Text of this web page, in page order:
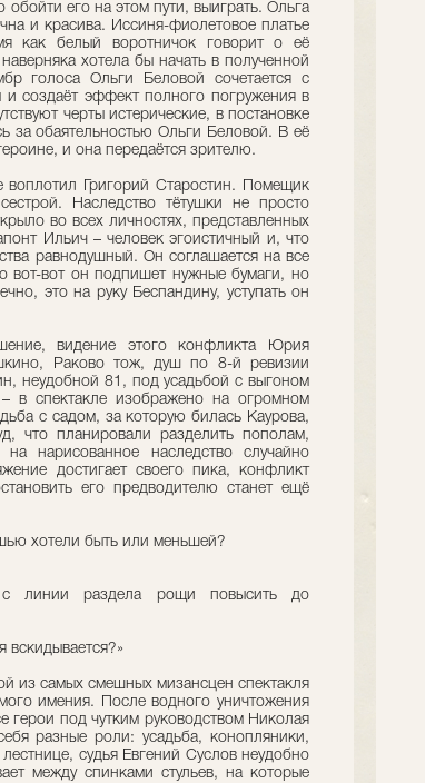
его на этом пути, выиграть. Ольга
и красива. Иссиня-фиолетовое платье
как белый воротничок говорит о её
хотела бы начать в полученной
голоса Ольги Беловой сочетается с
создаёт эффект полного погружения в
черты истерические, в постановке
за обаятельностью Ольги Беловой. В её
и она передаётся зрителю.
Григорий Старостин. Помещик
Наследство тётушки не просто
во всех личностях, представленных
Ильич – человек эгоистичный и, что
равнодушный. Он соглашается на все
вот-вот он подпишет нужные бумаги, но
это на руку Бecпaндину, уступать он
видение этого конфликта Юрия
Раково тож, душ по 8-й ревизии
неудобной 81, под усадьбой с выгоном
в спектакле изображено на огромном
с садом, за которую билась Каурова,
что планировали разделить пополам,
нарисованное наследство случайно
достигает своего пика, конфликт
его предводителю станет ещё
хотели быть или меньшей?
с линии раздела рощи повысить до
вскидывается?»
из самых смешных мизансцен спектакля
имения. После водного уничтожения
герои под чутким руководством Николая
разные роли: усадьба, конопляники,
судья Евгений Суслов неудобно
между спинками стульев, на которые